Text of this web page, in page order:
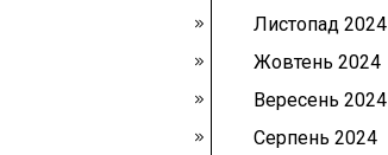
Листопад 2024
Жовтень 2024
Вересень 2024
Серпень 2024